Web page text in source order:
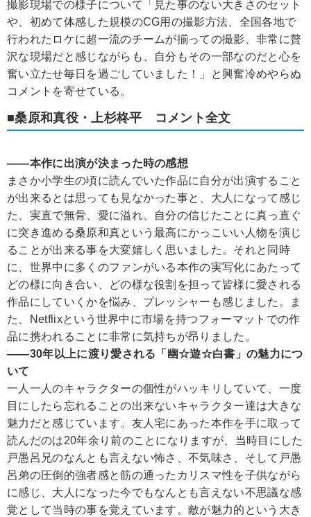
撮影現場での様子について「見た事のない大きさのセット
や、初めて体感した規模のCG用の撮影方法、全国各地で
行われたロケに超一流のチームが揃っての撮影、非常に贅
沢な現場だと感じながらも、自分もその一部なのだと心を
奮い立たせ毎日を過ごしていました！」と興奮冷めやらぬ
コメントを寄せている。
■桑原和真役・上杉柊平 コメント全文
――本作に出演が決まった時の感想
まさか小学生の頃に読んでいた作品に自分が出演すること
が出来るとは思っても見なかった事と、大人になって感じ
た、実直で無骨、愛に溢れ、自分の信じたことに真っ直ぐ
に突き進める桑原和真という最高にかっこいい人物を演じ
ることが出来る事を大変嬉しく思いました。それと同時
に、世界中に多くのファンがいる本作の実写化にあたって
どの様に向き合い、どの様な役割を担って皆様に愛される
作品にしていくかを悩み、プレッシャーも感じました。ま
た、Netflixという世界中に市場を持つフォーマットでの作
品に携われることに非常に気持ちが昂りました。
――30年以上に渡り愛される「幽☆遊☆白書」の魅力につ
いて
一人一人のキャラクターの個性がハッキリしていて、一度
目にしたら忘れることの出来ないキャラクター達は大きな
魅力だと感じています。友人宅にあった本作を手に取って
読んだのは20年余り前のことになりますが、当時目にした
戸愚呂兄のなんとも言えない怖さ、不気味さ、そして戸愚
呂弟の圧倒的強者感と筋の通ったカリスマ性を子供ながら
に感じ、大人になった今でもなんとも言えない不思議な感
覚として当時の事を覚えています。敵が魅力的という大き